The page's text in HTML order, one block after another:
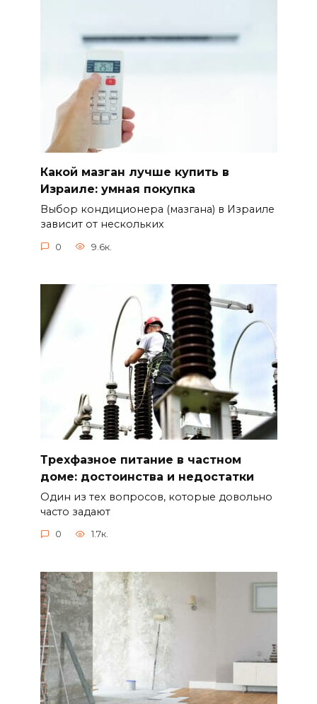
Какой мазган лучше купить в
Израиле: умная покупка
Выбор кондиционера (мазгана) в Израиле
зависит от нескольких
0 9.6к.
Трехфазное питание в частном
доме: достоинства и недостатки
Один из тех вопросов, которые довольно
часто задают
0 1.7к.